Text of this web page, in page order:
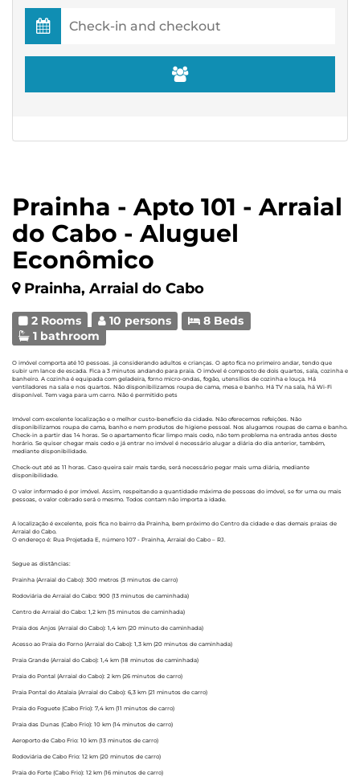
Prainha - Apto 101 - Arraial
do Cabo - Aluguel
Econômico
Prainha, Arraial do Cabo
2 Rooms 10 persons
8 Beds
1 bathroom
O imóvel comporta até 10 pessoas. já considerando adultos e crianças. O apto fica no primeiro andar, tendo que
subir um lance de escada. Fica a 3 minutos andando para praia. O imóvel é composto de dois quartos, sala, cozinha e
banheiro. A cozinha é equipada com geladeira, forno micro-ondas, fogão, utensílios de cozinha e louça. Há
ventiladores na sala e nos quartos. Não disponibilizamos roupa de cama, mesa e banho. Há TV na sala, há Wi-Fi
disponível. Tem vaga para um carro. Não é permitido pets
Imóvel com excelente localização e o melhor custo-benefício da cidade. Não oferecemos refeições. Não
disponibilizamos roupa de cama, banho e nem produtos de higiene pessoal. Nos alugamos roupas de cama e banho.
Check-in a partir das 14 horas. Se o apartamento ficar limpo mais cedo, não tem problema na entrada antes deste
horário. Se quiser chegar mais cedo e já entrar no imóvel é necessário alugar a diária do dia anterior, também,
mediante disponibilidade.
Check-out até as 11 horas. Caso queira sair mais tarde, será necessário pegar mais uma diária, mediante
disponibilidade.
O valor informado é por imóvel. Assim, respeitando a quantidade máxima de pessoas do imóvel, se for uma ou mais
pessoas, o valor cobrado será o mesmo. Todos contam não importa a idade.
A localização é excelente, pois fica no bairro da Prainha, bem próximo do Centro da cidade e das demais praias de
Arraial do Cabo.
O endereço é: Rua Projetada E, número 107 - Prainha, Arraial do Cabo – RJ.
Segue as distâncias:
Prainha (Arraial do Cabo): 300 metros (3 minutos de carro)
Rodoviária de Arraial do Cabo: 900 (13 minutos de caminhada)
Centro de Arraial do Cabo: 1,2 km (15 minutos de caminhada)
Praia dos Anjos (Arraial do Cabo): 1,4 km (20 minuto de caminhada)
Acesso ao Praia do Forno (Arraial do Cabo): 1,3 km (20 minutos de caminhada)
Praia Grande (Arraial do Cabo): 1,4 km (18 minutos de caminhada)
Praia do Pontal (Arraial do Cabo): 2 km (26 minutos de carro)
Praia Pontal do Atalaia (Arraial do Cabo): 6,3 km (21 minutos de carro)
Praia do Foguete (Cabo Frio): 7,4 km (11 minutos de carro)
Praia das Dunas (Cabo Frio): 10 km (14 minutos de carro)
Aeroporto de Cabo Frio: 10 km (13 minutos de carro)
Rodoviária de Cabo Frio: 12 km (20 minutos de carro)
Praia do Forte (Cabo Frio): 12 km (16 minutos de carro)